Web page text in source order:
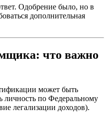
Одобрение было, но в
дополнительная
что важно
может быть
по Федеральному
легализации доходов).